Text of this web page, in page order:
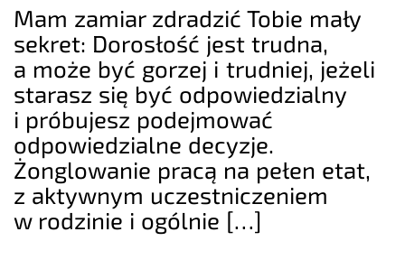
Mam zamiar zdradzić Tobie mały
sekret: Dorosłość jest trudna,
a może być gorzej i trudniej, jeżeli
starasz się być odpowiedzialny
i próbujesz podejmować
odpowiedzialne decyzje.
Żonglowanie pracą na pełen etat,
z aktywnym uczestniczeniem
w rodzinie i ogólnie […]